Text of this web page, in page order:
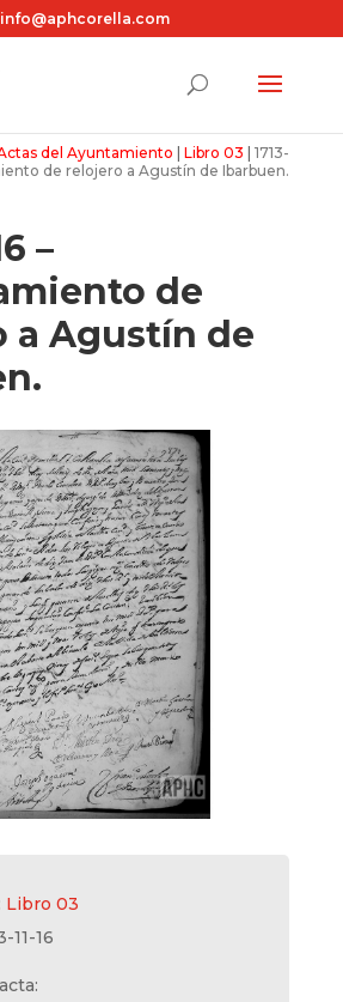
info@aphcorella.com
del Ayuntamiento |Libro 03 |1713-
de relojero a Agustín de Ibarbuen.
–
de
a Agustín de
Libro 03
11-16